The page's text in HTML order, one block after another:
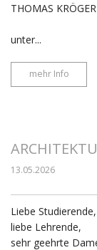
THOMAS
unter...
mehr Info
13.05.2026
Liebe Studierende,
liebe Lehrende,
sehr geehrte